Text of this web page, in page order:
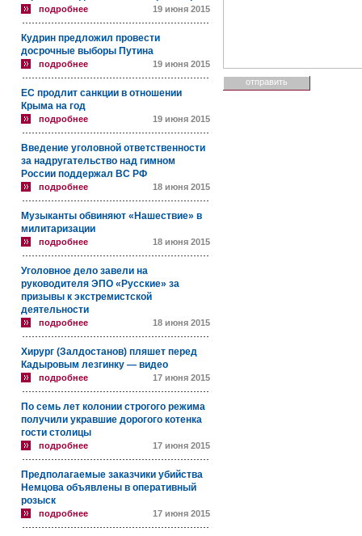
подробнее 19 июня 2015
Кудрин предложил провести
досрочные выборы Путина
подробнее 19 июня 2015
ЕС продлит санкции в отношении
Крыма на год
подробнее 19 июня 2015
Введение уголовной ответственности
за надругательство над гимном
России поддержал ВС РФ
подробнее 18 июня 2015
Музыканты обвиняют «Нашествие» в
милитаризации
подробнее 18 июня 2015
Уголовное дело завели на
руководителя ЭПО «Русские» за
призывы к экстремистской
деятельности
подробнее 18 июня 2015
Хирург (Залдостанов) пляшет перед
Кадыровым лезгинку — видео
подробнее 17 июня 2015
По семь лет колонии строгого режима
получили укравшие дорогого котенка
гости столицы
подробнее 17 июня 2015
Предполагаемые заказчики убийства
Немцова объявлены в оперативный
розыск
подробнее 17 июня 2015